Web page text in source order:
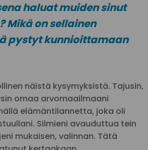
haluat muiden sinut
Mikä on sellainen
pystyt kunnioittamaan
näistä kysymyksistä. Tajusin,
omaa arvomaailmaani
elämäntilannetta, joka oli
Silmieni avauduttua tein
mukaisen, valinnan. Tätä